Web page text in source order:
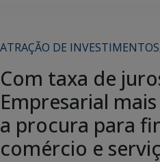
ATRAÇÃO DE INVESTIMENTOS
Com taxa de
Empresarial
a procura para
comércio e